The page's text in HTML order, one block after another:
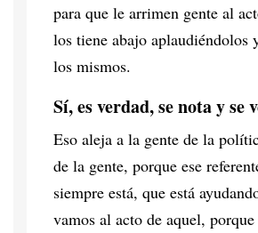
para que le arrimen gente al
los tiene abajo aplaudiéndolos
los mismos.
Sí, es verdad, se nota y se
Eso aleja a la gente de la
de la gente, porque ese
siempre está, que está
vamos al acto de aquel,